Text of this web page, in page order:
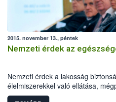
2015. november 13., péntek
Nemzeti érdek az
Nemzeti érdek a lakosság
élelmiszerekkel való ellátása,
hazai forrásból - mondta a